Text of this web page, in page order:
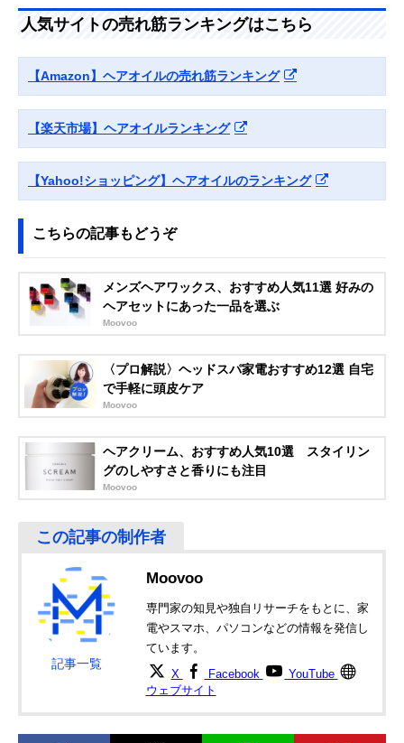
人気サイトの売れ筋ランキングはこちら
【Amazon】ヘアオイルの売れ筋ランキング
【楽天市場】ヘアオイルランキング
【Yahoo!ショッピング】ヘアオイルのランキング
こちらの記事もどうぞ
メンズヘアワックス、おすすめ人気11選 好みの
ヘアセットにあった一品を選ぶ
Moovoo
〈プロ解説〉ヘッドスパ家電おすすめ12選 自宅
で手軽に頭皮ケア
Moovoo
ヘアクリーム、おすすめ人気10選 スタイリン
グのしやすさと香りにも注目
Moovoo
記事一覧
Moovoo
専門家の知見や独自リサーチをもとに、家
電やスマホ、パソコンなどの情報を発信し
ています。
X Facebook
YouTube
ウェブサイト